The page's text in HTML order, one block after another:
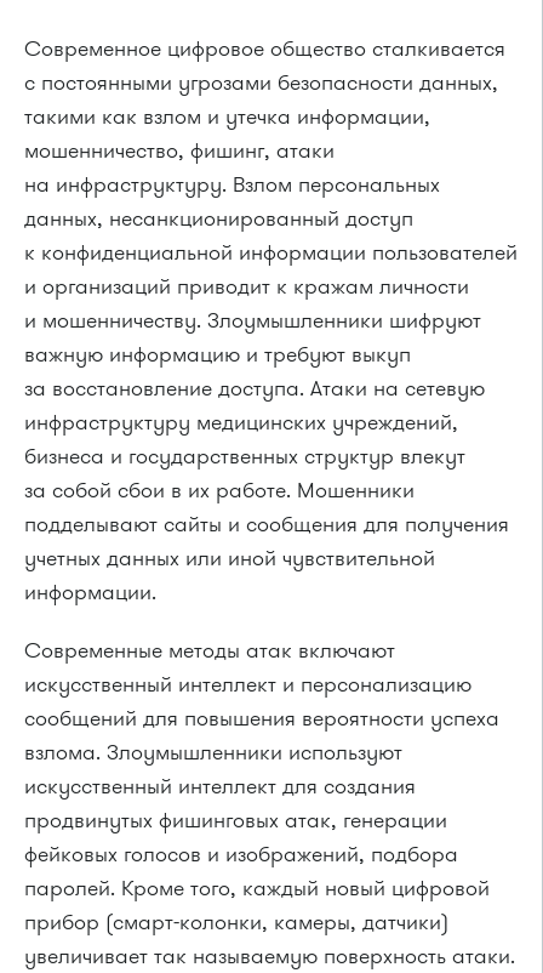
Современное цифровое общество сталкивается
с постоянными угрозами безопасности данных,
такими как взлом и утечка информации,
мошенничество, фишинг, атаки
на инфраструктуру. Взлом персональных
данных, несанкционированный доступ
к конфиденциальной информации пользователей
и организаций приводит к кражам личности
и мошенничеству. Злоумышленники шифруют
важную информацию и требуют выкуп
за восстановление доступа. Атаки на сетевую
инфраструктуру медицинских учреждений,
бизнеса и государственных структур влекут
за собой сбои в их работе. Мошенники
подделывают сайты и сообщения для получения
учетных данных или иной чувствительной
информации.
Современные методы атак включают
искусственный интеллект и персонализацию
сообщений для повышения вероятности успеха
взлома. Злоумышленники используют
искусственный интеллект для создания
продвинутых фишинговых атак, генерации
фейковых голосов и изображений, подбора
паролей. Кроме того, каждый новый цифровой
прибор (смарт-колонки, камеры, датчики)
увеличивает так называемую поверхность атаки.